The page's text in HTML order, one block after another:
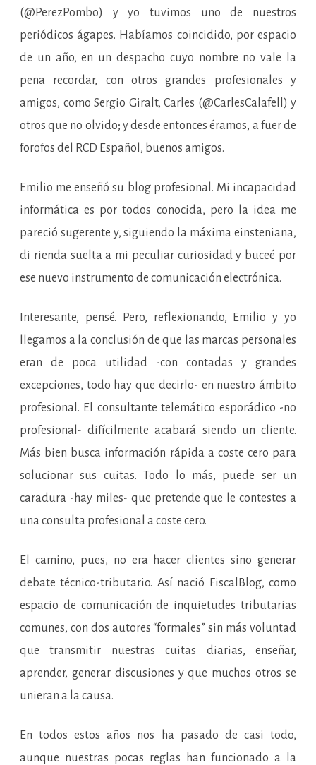
(@PerezPombo) y yo tuvimos uno de nuestros
periódicos ágapes. Habíamos coincidido, por espacio
de un año, en un despacho cuyo nombre no vale la
pena recordar, con otros grandes profesionales y
amigos, como Sergio Giralt, Carles (@CarlesCalafell) y
otros que no olvido; y desde entonces éramos, a fuer de
forofos del RCD Español, buenos amigos.
Emilio me enseñó su blog profesional. Mi incapacidad
informática es por todos conocida, pero la idea me
pareció sugerente y, siguiendo la máxima einsteniana,
di rienda suelta a mi peculiar curiosidad y buceé por
ese nuevo instrumento de comunicación electrónica.
Interesante, pensé. Pero, reflexionando, Emilio y yo
llegamos a la conclusión de que las marcas personales
eran de poca utilidad -con contadas y grandes
excepciones, todo hay que decirlo- en nuestro ámbito
profesional. El consultante telemático esporádico -no
profesional- difícilmente acabará siendo un cliente.
Más bien busca información rápida a coste cero para
solucionar sus cuitas. Todo lo más, puede ser un
caradura -hay miles- que pretende que le contestes a
una consulta profesional a coste cero.
El camino, pues, no era hacer clientes sino generar
debate técnico-tributario. Así nació FiscalBlog, como
espacio de comunicación de inquietudes tributarias
comunes, con dos autores “formales” sin más voluntad
que transmitir nuestras cuitas diarias, enseñar,
aprender, generar discusiones y que muchos otros se
unieran a la causa.
En todos estos años nos ha pasado de casi todo,
aunque nuestras pocas reglas han funcionado a la